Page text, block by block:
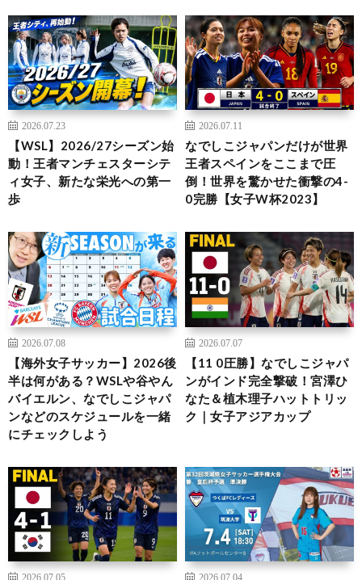
2026.07.23
【WSL】2026/27シーズン始
動！王者マンチェスターシテ
ィ女子、新たな栄光への第一
歩
2026.07.11
なでしこジャパンだけが世界
王者スペインをここまで圧
倒！世界を驚かせた衝撃の4-
0完勝【女子W杯2023】
2026.07.08
【海外女子サッカー】2026後
半は何がある？WSLや谷やん
バイエルン、なでしこジャパ
ンなどのスケジュールを一緒
にチェックしよう
2026.07.07
【11 0圧勝】なでしこジャパ
ンがインド完全撃破！宮澤ひ
なた＆植木理子ハットトリッ
ク｜女子アジアカップ
2026.07.05 2026.07.04